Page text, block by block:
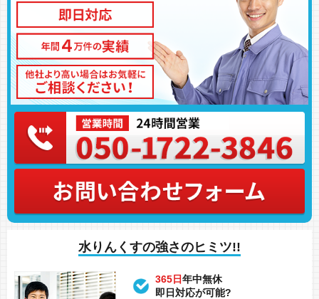
水りんくすの強さのヒミツ!!
365日年中無休
即日対応が可能?